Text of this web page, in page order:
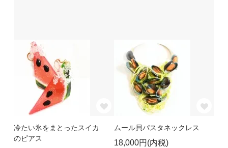
冷たい氷をまとったスイカ
のピアス
ムール貝パスタネックレス
18,000円(内税)